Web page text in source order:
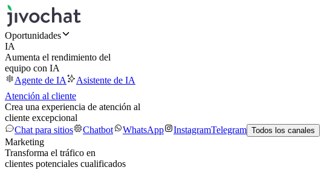
Oportunidades
IA
Aumenta el rendimiento del
equipo con IA
Agente de IA
Asistente de IA
Atención al cliente
Crea una experiencia de atención al
cliente excepcional
Chat para sitios
Chatbot WhatsApp InstagramTelegram Todos los canales
Marketing
Transforma el tráfico en
clientes potenciales cualificados